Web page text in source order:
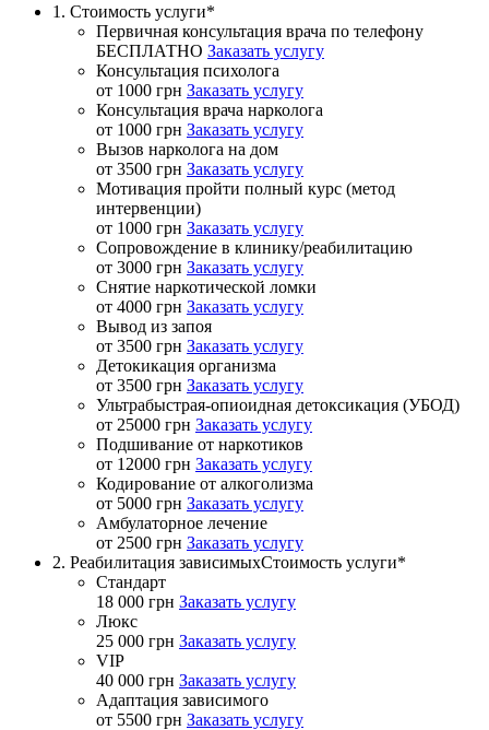
1. Стоимость услуги*
Первичная консультация врача по телефону
БЕСПЛАТНО Заказать услугу
Консультация психолога
от 1000 грн Заказать услугу
Консультация врача нарколога
от 1000 грн Заказать услугу
Вызов нарколога на дом
от 3500 грн Заказать услугу
Мотивация пройти полный курс (метод
интервенции)
от 1000 грн Заказать услугу
Сопровождение в клинику/реабилитацию
от 3000 грн Заказать услугу
Снятие наркотической ломки
от 4000 грн Заказать услугу
Вывод из запоя
от 3500 грн Заказать услугу
Детокикация организма
от 3500 грн Заказать услугу
Ультрабыстрая-опиоидная детоксикация (УБОД)
от 25000 грн Заказать услугу
Подшивание от наркотиков
от 12000 грн Заказать услугу
Кодирование от алкоголизма
от 5000 грн Заказать услугу
Амбулаторное лечение
от 2500 грн Заказать услугу
2. Реабилитация зависимыхСтоимость услуги*
Стандарт
18 000 грн Заказать услугу
Люкс
25 000 грн Заказать услугу
VIP
40 000 грн Заказать услугу
Адаптация зависимого
от 5500 грн Заказать услугу